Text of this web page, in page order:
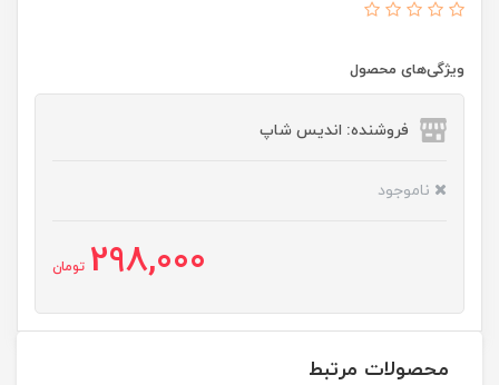
ویژگی‌های محصول
فروشنده: اندیس شاپ
ناموجود
298,000 تومان
محصولات مرتبط